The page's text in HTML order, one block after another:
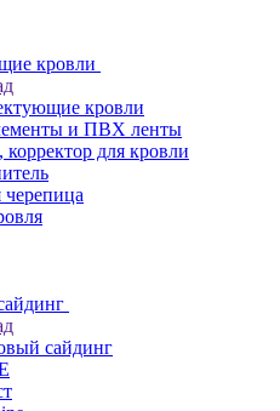
кровли
кровли
и ПВХ ленты
корректор для кровли
сайдинг